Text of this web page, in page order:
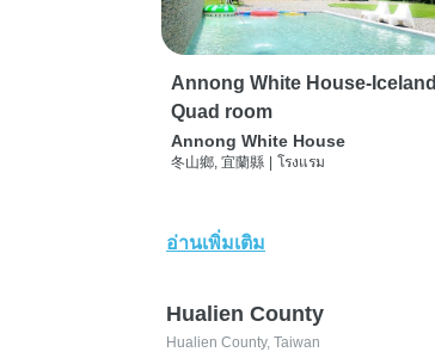
Annong White House-Iceland
Quad room
Annong White House
冬山鄉, 宜蘭縣 | โรงแรม
อ่านเพิ่มเติม
Hualien County
Hualien County, Taiwan